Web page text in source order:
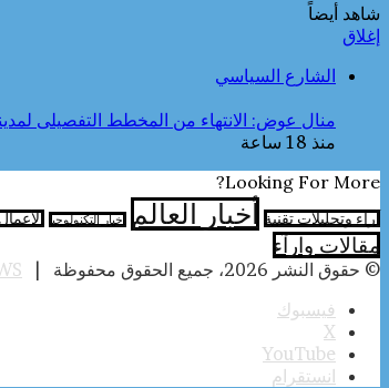
شاهد أيضاً
إغلاق
الشارع السياسي
منال عوض: الانتهاء من المخطط التفصيلى
منذ 18 ساعة
Looking For More?
آراء وتحليلات تقنية أخبار العالم اخبار التكنولوجيا
مقالات وارآء
© حقوق النشر 2026، جميع الحقوق محفوظة |
فيسبوك
‫X
‫YouTube
انستقرام